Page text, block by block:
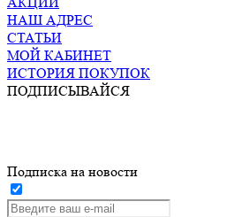
НАШ АДРЕС
СТАТЬИ
МОЙ КАБИНЕТ
ИСТОРИЯ ПОКУПОК
ПОДПИСЫВАЙСЯ
Подписка на новости